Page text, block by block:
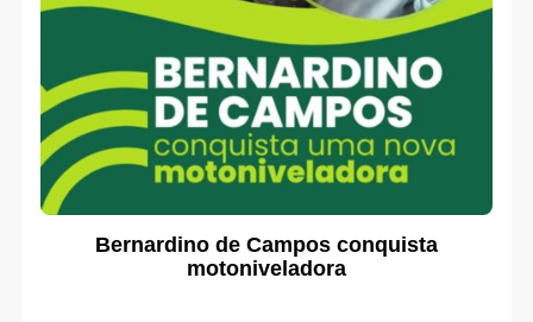
Bernardino de Campos conquista
motoniveladora